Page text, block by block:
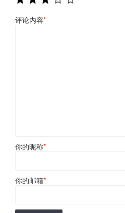
评论内容*
你的昵称*
你的邮箱*